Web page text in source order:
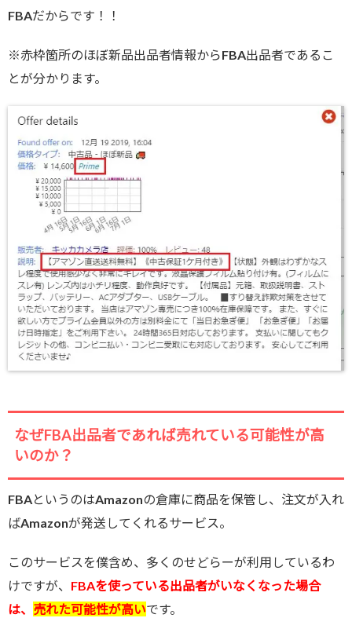
FBAだからです！！
※赤枠箇所のほぼ新品出品者情報からFBA出品者であるこ
とが分かります。
なぜFBA出品者であれば売れている可能性が高
いのか？
FBAというのはAmazonの倉庫に商品を保管し、注文が入れ
ばAmazonが発送してくれるサービス。
このサービスを僕含め、多くのせどらーが利用しているわ
けですが、 FBAを使っている出品者がいなくなった場合
は、 売れた可能性が高いです。